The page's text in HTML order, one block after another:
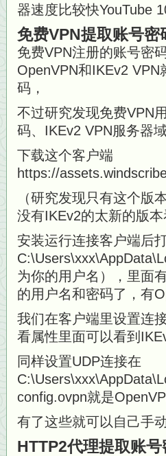
器速度比较快YouTube
免费VPN提取账号密
免费VPN注册的账号密
OpenVPN和IKEv2
码，
不过研究发现免费VPN
码、IKEv2 VPN服务器
下载这个客户端
https://
（研究发现只有这个版
没有IKEv2的太新的版本
安装运行连接客户端后
为你的用户名），里面
的用户名和密码了，有
我们在客户端里设置连
看属性里面可以看到
同样设置UDP连接在
config.ovpn就是
有了这些就可以自己手
HTTP2代理提取账号